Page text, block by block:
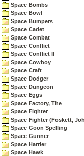
Space Bombs
Space Bowl
Space Bumpers
Space Cadet
Space Combat
Space Conflict
Space Conflict II
Space Cowboy
Space Craft
Space Dodger
Space Dungeon
Space Eggs
Space Factory, The
Space Fighter
Space Fighter (Foskett,
Space Goon Spelling
Space Gunner
Space Harrier
Space Hawk